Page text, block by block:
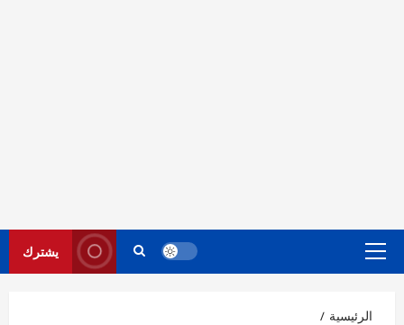
القائمة
يشترك
الرئيسية